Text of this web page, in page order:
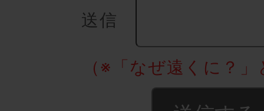
送信
（※「なぜ遠くに？